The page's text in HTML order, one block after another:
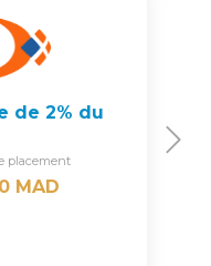
de 2% du
placement
MAD